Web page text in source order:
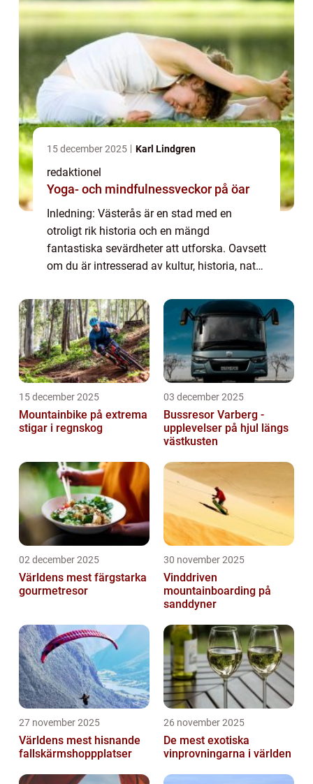
15 december 2025 Karl Lindgren
redaktionel
Yoga- och mindfulnessveckor på öar
Inledning: Västerås är en stad med en
otroligt rik historia och en mängd
fantastiska sevärdheter att utforska. Oavsett
om du är intresserad av kultur, historia, natur
har Västerås något att erbjuda för ...
15 december 2025
Mountainbike på extrema
stigar i regnskog
03 december 2025
Bussresor Varberg -
upplevelser på hjul längs
västkusten
02 december 2025
Världens mest färgstarka
gourmetresor
30 november 2025
Vinddriven
mountainboarding på
sanddyner
27 november 2025
Världens mest hisnande
fallskärmshoppplatser
26 november 2025
De mest exotiska
vinprovningarna i världen